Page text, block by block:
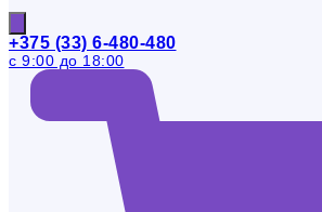
+375 (33) 6-480-480
с 9:00 до 18:00